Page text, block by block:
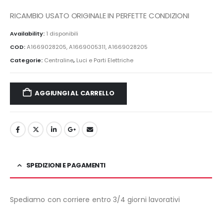
RICAMBIO USATO ORIGINALE IN PERFETTE CONDIZIONI
Availability: 1 disponibili
COD:A1669028205, A1669005311, A1669028205
Categorie: Centraline, Luci e Parti Elettriche
AGGIUNGI AL CARRELLO
SPEDIZIONI E PAGAMENTI
Spediamo con corriere entro 3/4 giorni lavorativi